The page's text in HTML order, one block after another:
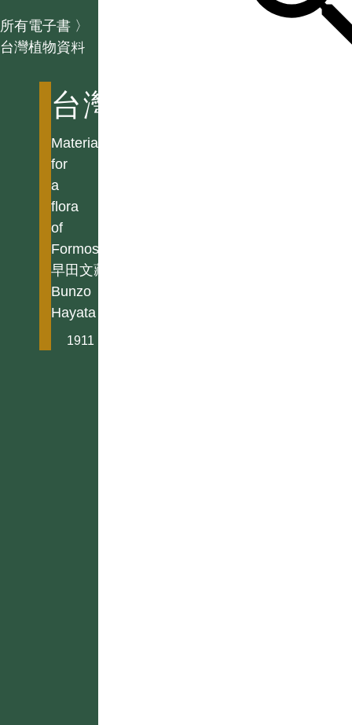
所有電子書 〉
台灣植物資料
台灣植物資料
Materials
for
a
flora
of
Formosa
早田文藏
Bunzo
Hayata
1911